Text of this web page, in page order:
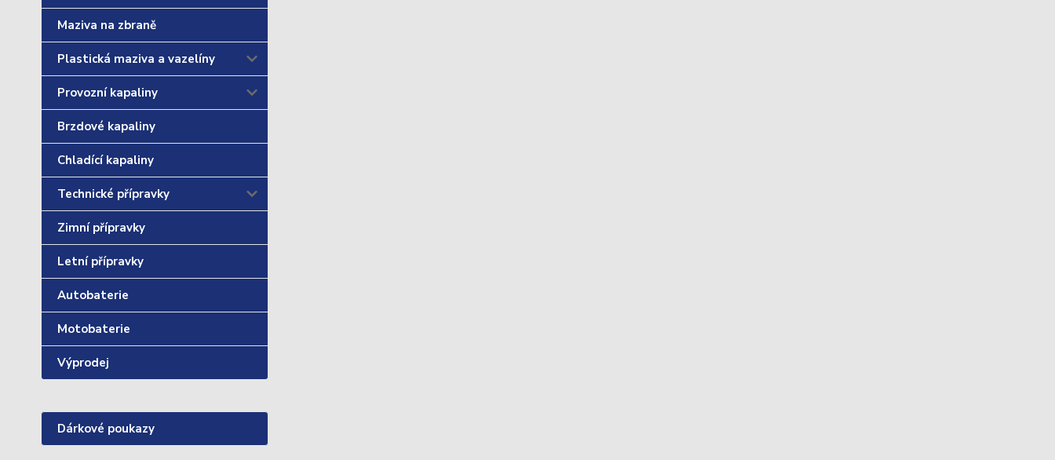
Maziva na zbraně
Plastická maziva a vazelíny
Provozní kapaliny
Brzdové kapaliny
Chladící kapaliny
Technické přípravky
Zimní přípravky
Letní přípravky
Autobaterie
Motobaterie
Výprodej
Dárkové poukazy